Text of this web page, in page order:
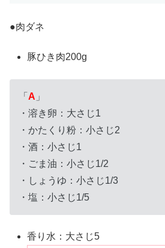
●肉ダネ
豚ひき肉200g
「 A 」
・溶き卵：大さじ1
・かたくり粉：小さじ2
・酒：小さじ1
・ごま油：小さじ1/2
・しょうゆ：小さじ1/3
・塩：小さじ1/5
香り水：大さじ5